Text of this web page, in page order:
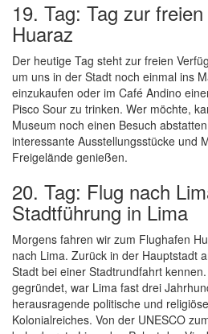
19. Tag: Tag zur
Huaraz
Der heutige Tag steht zur freien
um uns in der Stadt noch einmal ins
einzukaufen oder im Café Andino
Pisco Sour zu trinken. Wer möchte,
Museum noch einen Besuch
interessante Ausstellungsstücke und
Freigelände genießen.
20. Tag: Flug nach
Stadtführung in Lima
Morgens fahren wir zum Flughafen
nach Lima. Zurück in der Hauptstadt
Stadt bei einer Stadtrundfahrt
gegründet, war Lima fast drei
herausragende politische und
Kolonialreiches. Von der UNESCO